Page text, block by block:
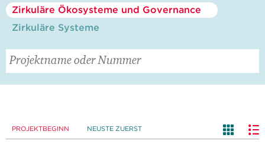
Zirkuläre Ökosysteme und Governance
Zirkuläre Systeme
PROJEKTBEGINN NEUSTE ZUERST